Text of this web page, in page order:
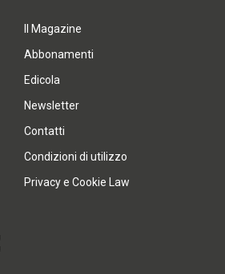
Il Magazine
Abbonamenti
Edicola
Newsletter
Contatti
Condizioni di utilizzo
Privacy e Cookie Law